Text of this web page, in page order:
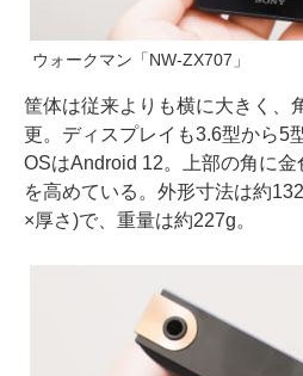
ウォークマン「NW-ZX707」
筐体は従来よりも横に大きく、
更。ディスプレイも3.6型から5
OSはAndroid 12。上部の角に
を高めている。外形寸法は約
×厚さ)で、重量は約227g。